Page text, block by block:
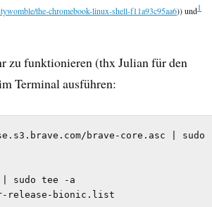
the-chromebook-linux-shell-f11a93c95aa6)) und1
zu funktionieren (thx Julian für den
Terminal ausführen:
brave-core.asc | sudo
| sudo tee -a
release-bionic.list